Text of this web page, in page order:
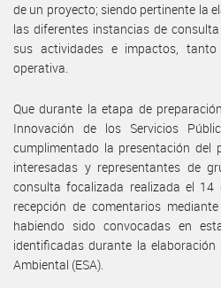
de un proyecto; siendo pertinente la
las diferentes instancias de
sus actividades e impactos,
operativa.
Que durante la etapa de
Innovación de los Servicios
cumplimentado la presentación
interesadas y representantes de
consulta focalizada realizada el
recepción de comentarios
habiendo sido convocadas en
identificadas durante la
Ambiental (ESA).